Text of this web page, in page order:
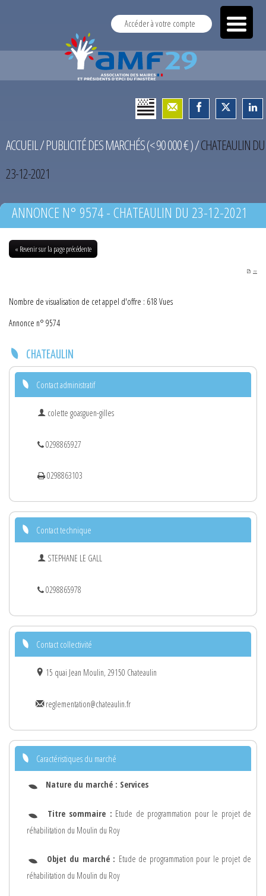
Accéder à votre compte
ACCUEIL/PUBLICITÉ DES MARCHÉS (< 90 000 € )/CHATEAULIN DU
23-12-2021
ANNONCE N° 9574 - CHATEAULIN DU 23-12-2021
« Revenir sur la page précédente
PDF
Nombre de visualisation de cet appel d'offre : 618 Vues
Annonce n° 9574
CHATEAULIN
Contact administratif
colette goasguen-gilles
0298865927
0298863103
Contact technique
STEPHANE LE GALL
0298865978
Contact collectivité
15 quai Jean Moulin, 29150 Chateaulin
reglementation@chateaulin.fr
Caractéristiques du marché
Nature du marché : Services
Titre sommaire : Etude de programmation pour le projet de
réhabilitation du Moulin du Roy
Objet du marché : Etude de programmation pour le projet de
réhabilitation du Moulin du Roy